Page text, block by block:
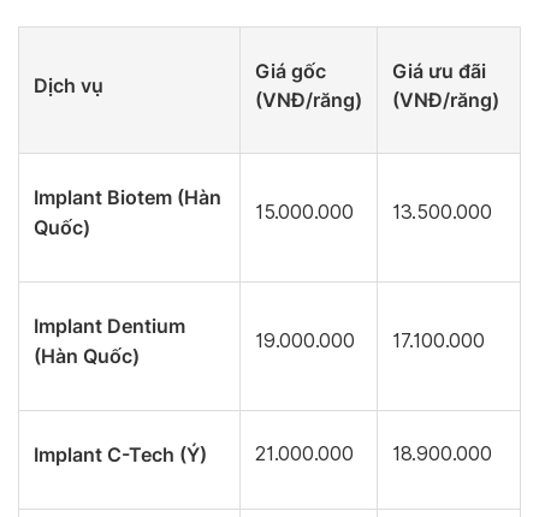
Dịch vụ
Giá gốc
(VNĐ/răng)
Giá ưu đãi
(VNĐ/răng)
Implant Biotem (Hàn
Quốc)
15.000.000 13.500.000
Implant Dentium
(Hàn Quốc)
19.000.000 17.100.000
Implant C-Tech (Ý) 21.000.000 18.900.000